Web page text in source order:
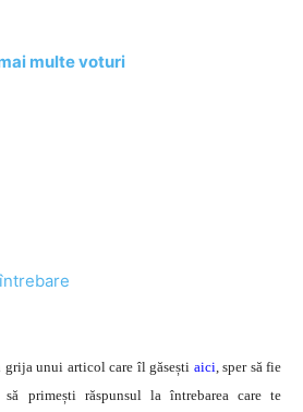
multe voturi
grija unui articol care îl găsești aici, sper să fie
primești răspunsul la întrebarea care te